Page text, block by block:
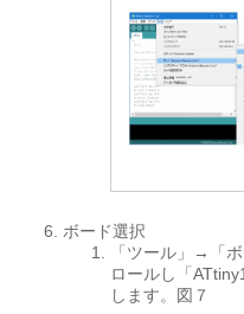
ボード選択
「ツール」→「
ロールし「
します。図７